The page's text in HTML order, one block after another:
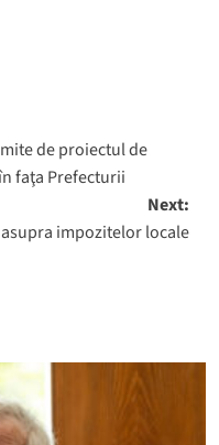
de proiectul de
faţa Prefecturii
Next:
impozitelor locale